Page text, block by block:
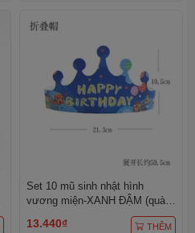
Set 10 mũ sinh nhật hình
vương miện-XANH ĐẬM (quà
13.440₫ THÊM